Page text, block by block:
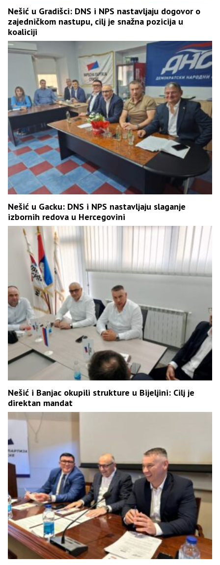
Nešić u Gradišci: DNS i NPS nastavljaju dogovor o
zajedničkom nastupu, cilj je snažna pozicija u
koaliciji
Nešić u Gacku: DNS i NPS nastavljaju slaganje
izbornih redova u Hercegovini
Nešić i Banjac okupili strukture u Bijeljini: Cilj je
direktan mandat